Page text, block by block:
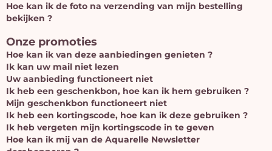
Hoe kan ik de foto na verzending van mijn bestelling
bekijken ?
Onze promoties
Hoe kan ik van deze aanbiedingen genieten ?
Ik kan uw mail niet lezen
Uw aanbieding functioneert niet
Ik heb een geschenkbon, hoe kan ik hem gebruiken ?
Mijn geschenkbon functioneert niet
Ik heb een kortingscode, hoe kan ik deze gebruiken ?
Ik heb vergeten mijn kortingscode in te geven
Hoe kan ik mij van de Aquarelle Newsletter